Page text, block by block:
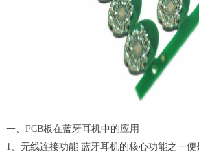
一、PCB板在蓝牙耳机中的应用
1、无线连接功能 蓝牙耳机的核心功能之一